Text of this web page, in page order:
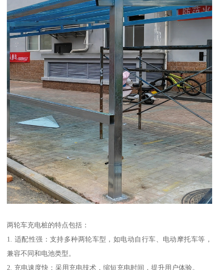
两轮车充电桩的特点包括：
1. 适配性强：支持多种两轮车型，如电动自行车、电动摩托车等，
兼容不同和电池类型。
2. 充电速度快：采用充电技术，缩短充电时间，提升用户体验。